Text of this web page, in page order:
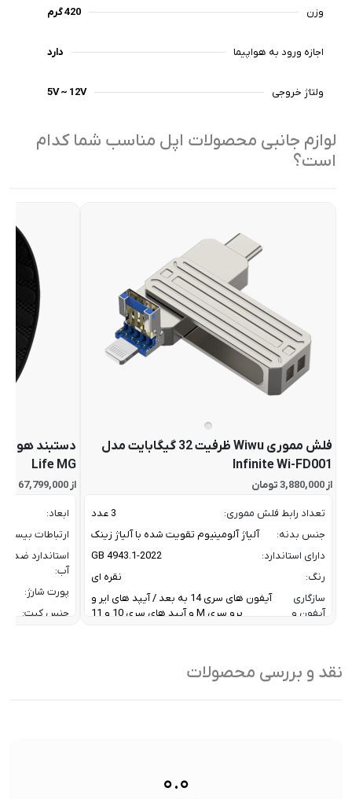
وزن 420 گرم
اجازه ورود به هواپیما دارد
ولتاژ خروجی 5V ~ 12V
لوازم جانبی محصولات اپل مناسب شما کدام
است؟
فلش مموری Wiwu ظرفیت 32 گیگابایت مدل
Infinite Wi-FD001
از 3,880,000 تومان
تعداد رابط فلش مموری:
3 عدد
جنس بدنه:
آلیاژ آلومینیوم تقویت شده با آلیاژ زینک
دارای استاندارد:
GB 4943.1-2022
رنگ:
نقره ای
سازگاری
آیفون و
آیفون های سری 14 به بعد / آیپد های ایر و
پرو سری M و آیپد های سری 10 و 11
ظرفیت:
Life MG
از 67,799,000 تومان
ابعاد:
ارتباطات بیسیم:
استاندارد ضد
آب:
پورت شارژ:
جنس کیت:
نقد و بررسی محصولات
۰.۰